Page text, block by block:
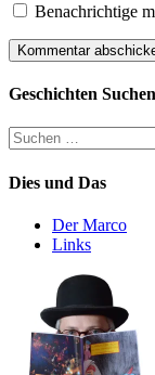
Benachrichtige
Geschichten Suchen
Suchen
nach:
Dies und Das
Der Marco
Links